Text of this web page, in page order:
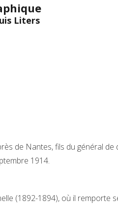
Liters
de Nantes, fils du général de
1914.
(1892-1894), où il remporte